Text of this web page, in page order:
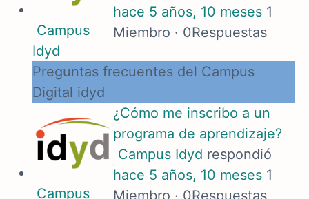
Campus
Idyd
hace 5 años, 10 meses 1
Miembro · 0Respuestas
Preguntas frecuentes del Campus
Digital idyd
Campus
¿Cómo me inscribo a un
programa de aprendizaje?
Campus Idyd respondió
hace 5 años, 10 meses 1
Miembro · 0Respuestas